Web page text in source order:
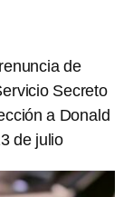
de
Secreto
a Donald
de julio